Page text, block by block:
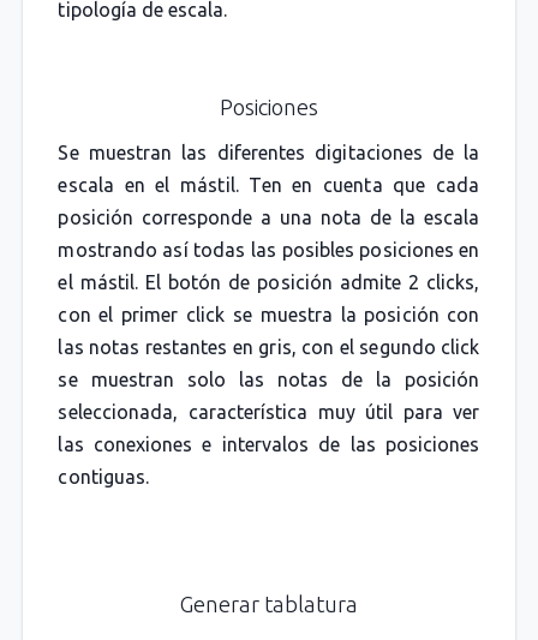
tipología de escala.
Posiciones
Se muestran las diferentes digitaciones de la
escala en el mástil. Ten en cuenta que cada
posición corresponde a una nota de la escala
mostrando así todas las posibles posiciones en
el mástil. El botón de posición admite 2 clicks,
con el primer click se muestra la posición con
las notas restantes en gris, con el segundo click
se muestran solo las notas de la posición
seleccionada, característica muy útil para ver
las conexiones e intervalos de las posiciones
contiguas.
Generar tablatura